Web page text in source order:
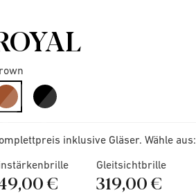
selected
inklusive Gläser. Wähle aus:
€
Gleitsichtbrille
319,00 €